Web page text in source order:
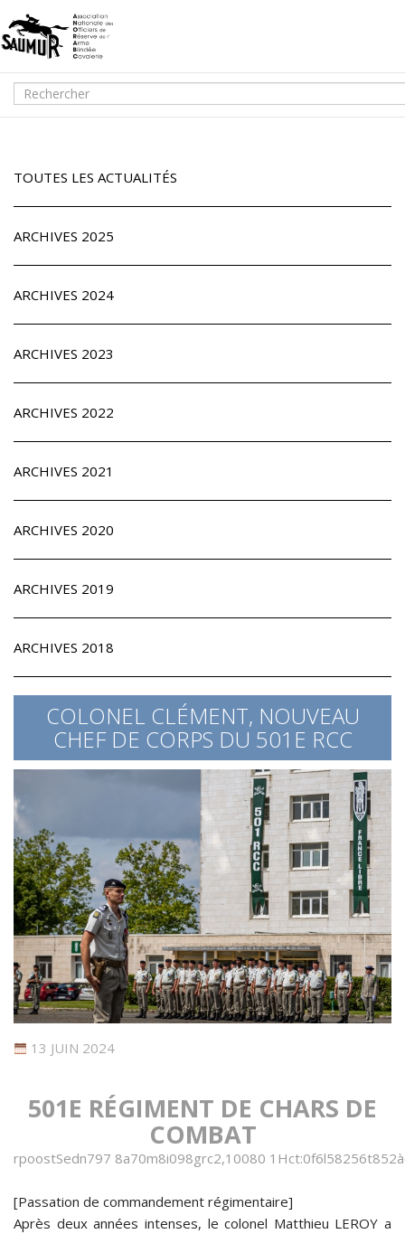
TOUTES LES ACTUALITÉS
ARCHIVES 2025
ARCHIVES 2024
ARCHIVES 2023
ARCHIVES 2022
ARCHIVES 2021
ARCHIVES 2020
ARCHIVES 2019
ARCHIVES 2018
COLONEL CLÉMENT, NOUVEAU
CHEF DE CORPS DU 501E RCC
13 JUIN 2024
501E RÉGIMENT DE CHARS DE
COMBAT
rpoostSedn797 8a70m8i098grc2,1 0080 1 Hct:0f6l58256t852à
[Passation de commandement régimentaire]
Après deux années intenses, le colonel Matthieu LEROY a